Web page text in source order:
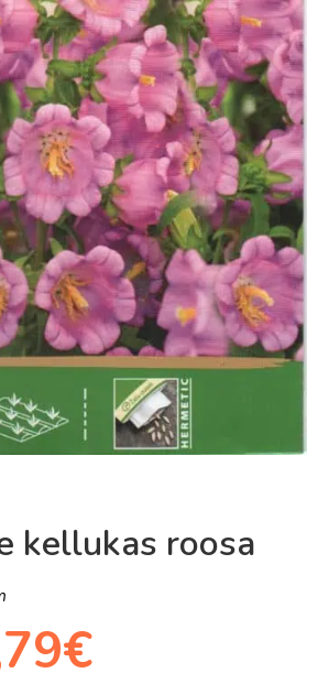
kellukas roosa
€Praegune
hind